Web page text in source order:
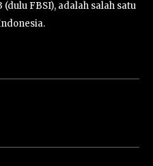
FBSI), adalah salah satu